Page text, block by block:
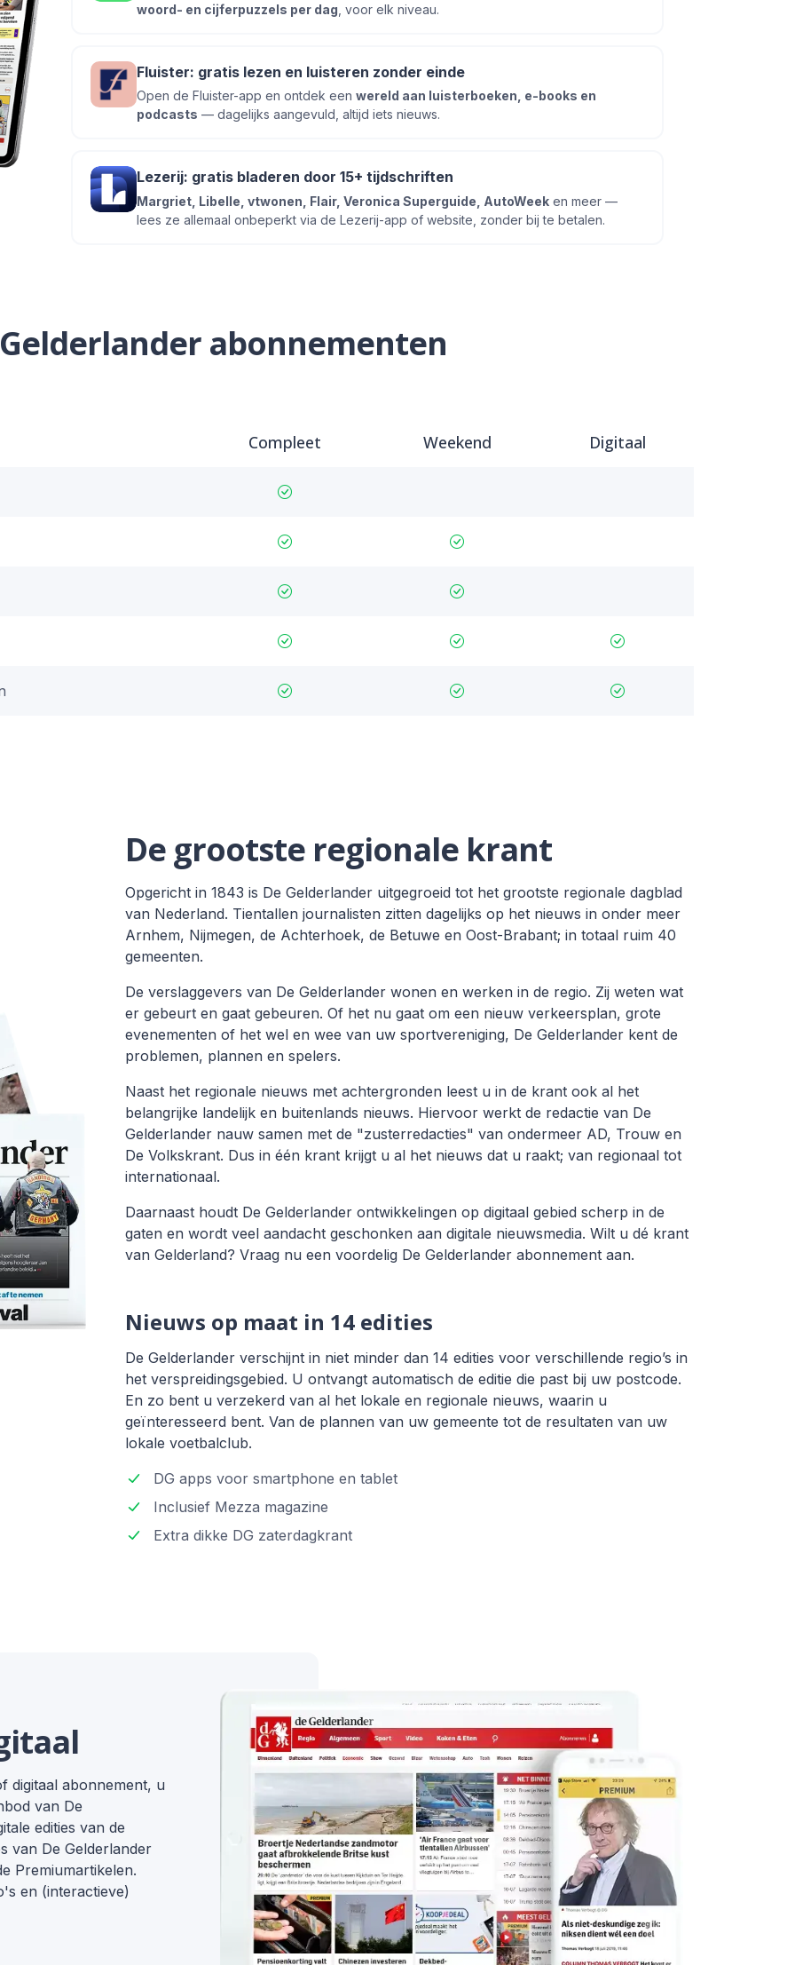
woord- en cijferpuzzels per dag , voor elk niveau.
Fluister: gratis lezen en luisteren zonder einde
Open de Fluister-app en ontdek een wereld aan luisterboeken, e-books en
podcasts — dagelijks aangevuld, altijd iets nieuws.
Lezerij: gratis bladeren door 15+ tijdschriften
Margriet, Libelle, vtwonen, Flair, Veronica Superguide, AutoWeek en meer —
lees ze allemaal onbeperkt via de Lezerij-app of website, zonder bij te betalen.
abonnementen
Compleet Weekend Digitaal
De grootste regionale krant
Opgericht in 1843 is De Gelderlander uitgegroeid tot het grootste regionale dagblad
van Nederland. Tientallen journalisten zitten dagelijks op het nieuws in onder meer
Arnhem, Nijmegen, de Achterhoek, de Betuwe en Oost-Brabant; in totaal ruim 40
gemeenten.
De verslaggevers van De Gelderlander wonen en werken in de regio. Zij weten wat
er gebeurt en gaat gebeuren. Of het nu gaat om een nieuw verkeersplan, grote
evenementen of het wel en wee van uw sportvereniging, De Gelderlander kent de
problemen, plannen en spelers.
Naast het regionale nieuws met achtergronden leest u in de krant ook al het
belangrijke landelijk en buitenlands nieuws. Hiervoor werkt de redactie van De
Gelderlander nauw samen met de "zusterredacties" van ondermeer AD, Trouw en
De Volkskrant. Dus in één krant krijgt u al het nieuws dat u raakt; van regionaal tot
internationaal.
Daarnaast houdt De Gelderlander ontwikkelingen op digitaal gebied scherp in de
gaten en wordt veel aandacht geschonken aan digitale nieuwsmedia. Wilt u dé krant
van Gelderland? Vraag nu een voordelig De Gelderlander abonnement aan.
Nieuws op maat in 14 edities
De Gelderlander verschijnt in niet minder dan 14 edities voor verschillende regio’s in
het verspreidingsgebied. U ontvangt automatisch de editie die past bij uw postcode.
En zo bent u verzekerd van al het lokale en regionale nieuws, waarin u
geïnteresseerd bent. Van de plannen van uw gemeente tot de resultaten van uw
lokale voetbalclub.
DG apps voor smartphone en tablet
Inclusief Mezza magazine
Extra dikke DG zaterdagkrant
digitaal abonnement, u
van De
edities van de
van De Gelderlander
Premiumartikelen.
en (interactieve)